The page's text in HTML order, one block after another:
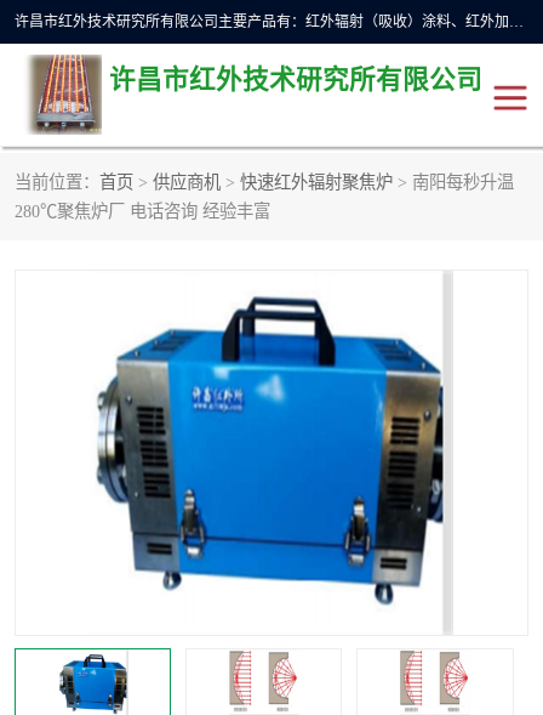
许昌市红外技术研究所有限公司主要产品有：红外辐射（吸收）涂料、红外加热元件、红外辐射加热模块（板）、红外辐射加热炉（箱）、快速红外辐射加热器、系列高端红外加热实验设备、系列红外加热控制器等。
许昌市红外技术研究所有限公司
当前位置： 首页 > 供应商机 > 快速红外辐射聚焦炉 > 南阳每秒升温
280℃聚焦炉厂 电话咨询 经验丰富
红外加热设备
红外辐射加热模块 定制红外加热实验设备
红外加热元件 红外辐射吸收涂料
高端红外加热实验设备
高温涂料 红外加热控制器
热环境试验设备
快速红外辐射聚焦炉